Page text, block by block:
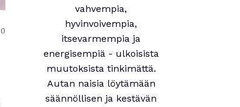
0
vahvempia,
hyvinvoivempia,
itsevarmempia ja
energisempiä - ulkoisista
muutoksista tinkimättä.
Autan naisia löytämään
säännöllisen ja kestävän